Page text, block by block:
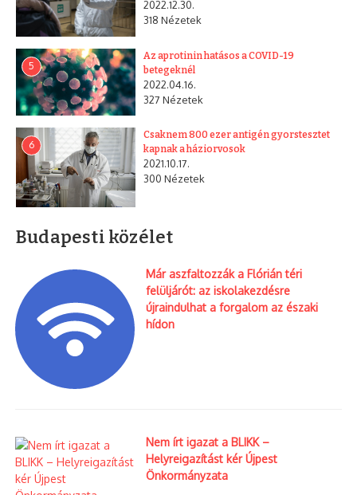
Share
Article
Facebook
Print Article
Elóző cikk
Várhatóan 17:00-tól
21:00-ig lezárják az
Andrássy utat az
Oktogon és a Hősök tere
között, mert a Bajza utca
kereszteződésénél
órákig tart majd az
esemény.
Keletinél szurkálókkal
szemben
2022.12.30.
318 Nézetek
5
Az aprotinin hatásos a COVID-19
betegeknél
2022.04.16.
327 Nézetek
6
Csaknem 800 ezer antigén gyorstesztet
kapnak a háziorvosok
2021.10.17.
300 Nézetek
Budapesti közélet
Már aszfaltozzák a Flórián téri
felüljárót: az iskolakezdésre
újraindulhat a forgalom az északi
hídon
Nem írt igazat a BLIKK –
Helyreigazítást kér Újpest
Önkormányzata